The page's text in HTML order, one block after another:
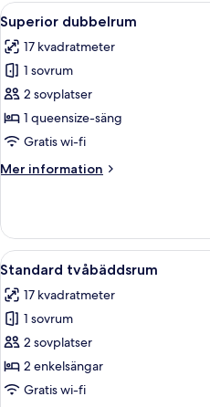
Öppna
alla
foton
för
Superior
dubbelrum
4
Superior dubbelrum
17 kvadratmeter
1 sovrum
2 sovplatser
1 queensize-säng
Gratis wi-fi
Mer information
Mer
dubbelrum
Öppna
alla
foton
för
Standard
tvåbäddsrum
4
Standard tvåbäddsrum
17 kvadratmeter
1 sovrum
2 sovplatser
2 enkelsängar
Gratis wi-fi